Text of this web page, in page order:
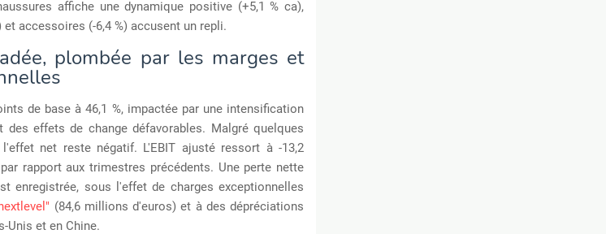
affiche une dynamique positive (+5,1 % ca),
accessoires (-6,4 %) accusent un repli.
plombée par les marges et
de base à 46,1 %, impactée par une intensification
effets de change défavorables. Malgré quelques
net reste négatif. L'EBIT ajusté ressort à -13,2
rapport aux trimestres précédents. Une perte nette
enregistrée, sous l'effet de charges exceptionnelles
(84,6 millions d'euros) et à des dépréciations
Unis et en Chine.